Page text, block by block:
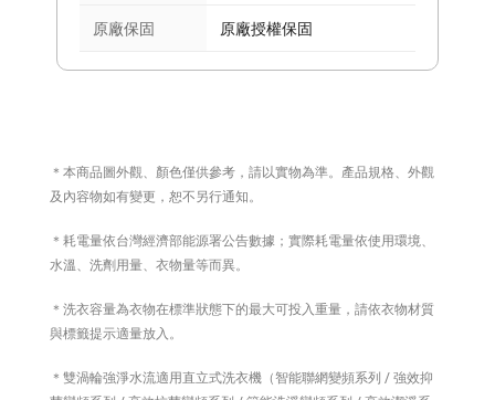
原廠保固 原廠授權保固
＊本商品圖外觀、顏色僅供參考，請以實物為準。產品規格、外觀
及內容物如有變更，恕不另行通知。
＊耗電量依台灣經濟部能源署公告數據；實際耗電量依使用環境、
水溫、洗劑用量、衣物量等而異。
＊洗衣容量為衣物在標準狀態下的最大可投入重量，請依衣物材質
與標籤提示適量放入。
＊雙渦輪強淨水流適用直立式洗衣機（智能聯網變頻系列 / 強效抑